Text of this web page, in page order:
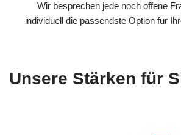
Wir besprechen jede noch offene
individuell die passendste Option für
Unsere Stärken für